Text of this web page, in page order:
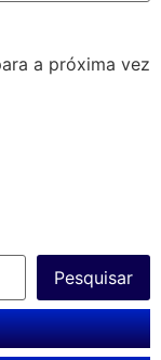
a próxima vez
Pesquisar